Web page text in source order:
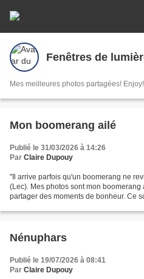
Fenêtres de
Mes meilleures photos partagées! Enjoy!
Mon boomerang ailé
Publié le 31/03/2026 à 14:26
Par Claire Dupouy
"Il arrive parfois qu'un boomerang ne
(Lec). Mes photos sont mon
partager des moments de bonheur. Ce
Nénuphars
Publié le 19/07/2026 à 08:41
Par Claire Dupouy